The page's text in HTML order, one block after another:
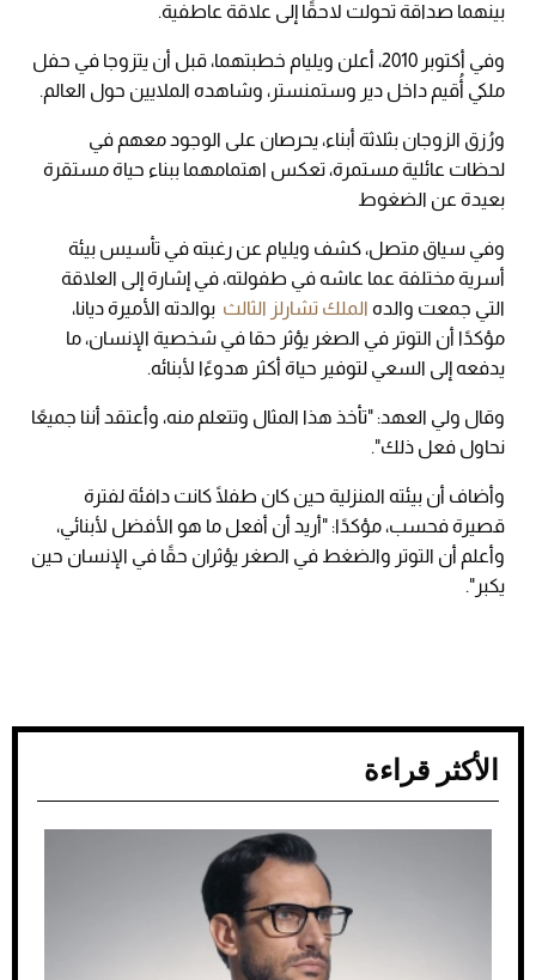
بينهما صداقة تحولت لاحقًا إلى علاقة عاطفية.
وفي أكتوبر 2010، أعلن ويليام خطبتهما، قبل أن يتزوجا في حفل
ملكي أُقيم داخل دير وستمنستر، وشاهده الملايين حول العالم.
ورُزق الزوجان بثلاثة أبناء، يحرصان على الوجود معهم في
لحظات عائلية مستمرة، تعكس اهتمامهما ببناء حياة مستقرة
بعيدة عن الضغوط
وفي سياق متصل، كشف ويليام عن رغبته في تأسيس بيئة
أسرية مختلفة عما عاشه في طفولته، في إشارة إلى العلاقة
التي جمعت والده الملك تشارلز الثالث بوالدته الأميرة ديانا،
مؤكدًا أن التوتر في الصغر يؤثر حقا في شخصية الإنسان، ما
يدفعه إلى السعي لتوفير حياة أكثر هدوءًا لأبنائه.
وقال ولي العهد: "تأخذ هذا المثال وتتعلم منه، وأعتقد أننا جميعًا
نحاول فعل ذلك".
وأضاف أن بيئته المنزلية حين كان طفلًا كانت دافئة لفترة
قصيرة فحسب، مؤكدًا: "أريد أن أفعل ما هو الأفضل لأبنائي،
وأعلم أن التوتر والضغط في الصغر يؤثران حقًا في الإنسان حين
يكبر".
الأكثر قراءة